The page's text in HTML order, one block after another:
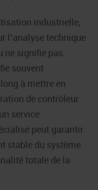
industrielle,
l’analyse technique
ne signifie pas
souvent
à mettre en
de contrôleur
service
peut garantir
stable du système
totale de la